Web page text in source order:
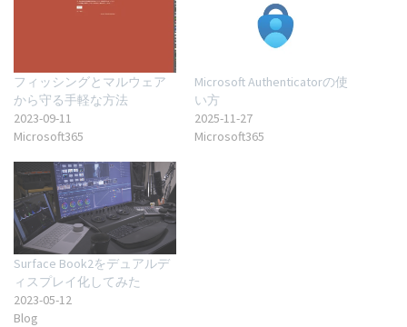
フィッシングとマルウェア
から守る手軽な方法
2023-09-11
Microsoft365
Microsoft Authenticatorの使
い方
2025-11-27
Microsoft365
Surface Book2をデュアルデ
ィスプレイ化してみた
2023-05-12
Blog